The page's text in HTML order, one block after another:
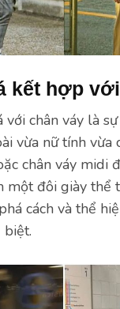
kết hợp
với chân váy là
vừa nữ tính vừa
chân váy midi
một đôi giày thể
cách và thể